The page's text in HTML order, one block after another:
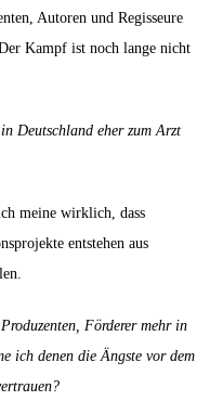
Autoren und Regisseure
Kampf ist noch lange nicht
Deutschland eher zum Arzt
meine wirklich, dass
entstehen aus
Förderer mehr in
ich denen die Ängste vor dem